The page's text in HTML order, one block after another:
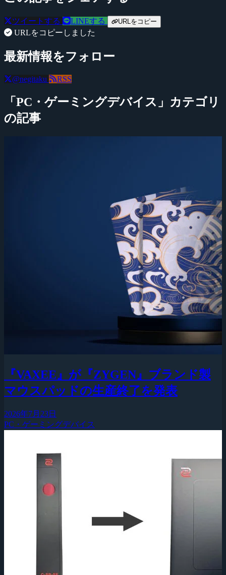
ツイートする LINEする URLをコピー
URLをコピーしました
最新情報をフォロー
@negitaku RSS
「PC・ゲーミングデバイス」カテゴリ
の記事
『VAXEE』が『ZYGEN』ブランド製
マウスパッドの生産終了を発表
2026年7月23日
PC・ゲーミングデバイス